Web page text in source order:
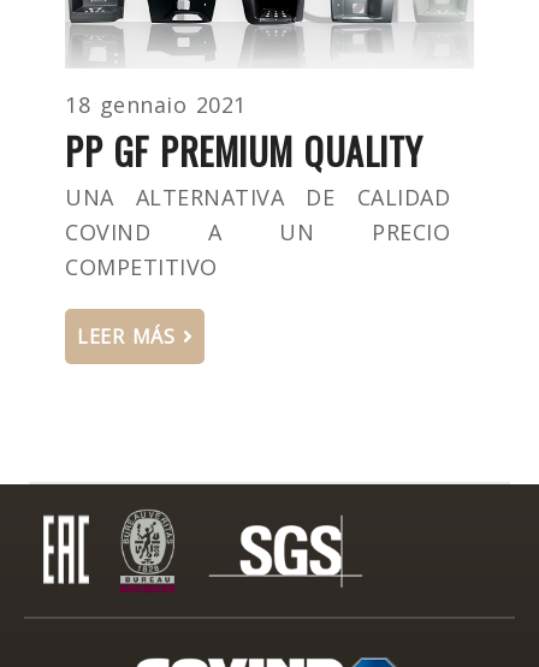
18 gennaio 2021
PP GF PREMIUM QUALITY
UNA ALTERNATIVA DE CALIDAD
COVIND A UN PRECIO
COMPETITIVO
LEER MÁS